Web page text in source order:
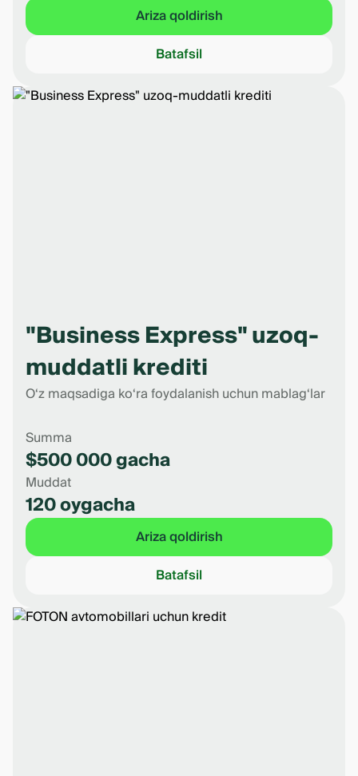
Ariza qoldirish
Batafsil
"Business Express" uzoq-
muddatli krediti
O‘z maqsadiga ko‘ra foydalanish uchun mablag‘lar
Summa
$500 000 gacha
Muddat
120 oygacha
Ariza qoldirish
Batafsil